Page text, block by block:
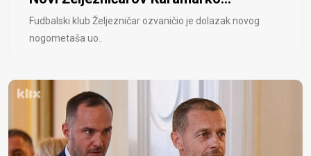
Fudbalski klub Željezničar ozvaničio je dolazak novog
nogometaša uo..